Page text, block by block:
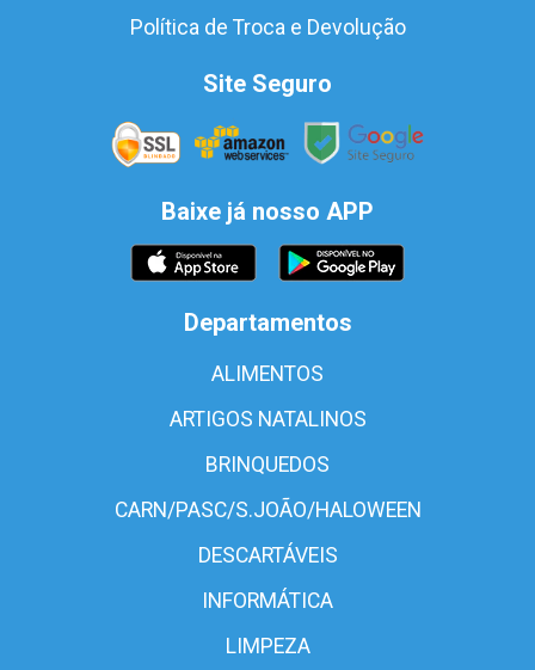
Política de Troca e Devolução
Site Seguro
Baixe já nosso APP
Departamentos
ALIMENTOS
ARTIGOS NATALINOS
BRINQUEDOS
CARN/PASC/S.JOÃO/HALOWEEN
DESCARTÁVEIS
INFORMÁTICA
LIMPEZA